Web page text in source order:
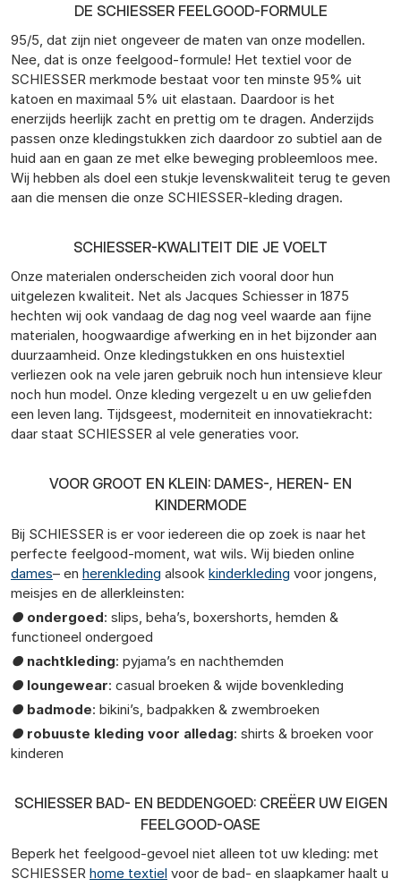
DE SCHIESSER FEELGOOD-FORMULE
95/5, dat zijn niet ongeveer de maten van onze modellen.
Nee, dat is onze feelgood-formule! Het textiel voor de
SCHIESSER merkmode bestaat voor ten minste 95% uit
katoen en maximaal 5% uit elastaan. Daardoor is het
enerzijds heerlijk zacht en prettig om te dragen. Anderzijds
passen onze kledingstukken zich daardoor zo subtiel aan de
huid aan en gaan ze met elke beweging probleemloos mee.
Wij hebben als doel een stukje levenskwaliteit terug te geven
aan die mensen die onze SCHIESSER-kleding dragen.
SCHIESSER-KWALITEIT DIE JE VOELT
Onze materialen onderscheiden zich vooral door hun
uitgelezen kwaliteit. Net als Jacques Schiesser in 1875
hechten wij ook vandaag de dag nog veel waarde aan fijne
materialen, hoogwaardige afwerking en in het bijzonder aan
duurzaamheid. Onze kledingstukken en ons huistextiel
verliezen ook na vele jaren gebruik noch hun intensieve kleur
noch hun model. Onze kleding vergezelt u en uw geliefden
een leven lang. Tijdsgeest, moderniteit en innovatiekracht:
daar staat SCHIESSER al vele generaties voor.
VOOR GROOT EN KLEIN: DAMES-, HEREN- EN
KINDERMODE
Bij SCHIESSER is er voor iedereen die op zoek is naar het
perfecte feelgood-moment, wat wils. Wij bieden online
dames– en herenkleding alsook kinderkleding voor jongens,
meisjes en de allerkleinsten:
● ondergoed: slips, beha’s, boxershorts, hemden &
functioneel ondergoed
● nachtkleding: pyjama’s en nachthemden
● loungewear: casual broeken & wijde bovenkleding
● badmode: bikini’s, badpakken & zwembroeken
● robuuste kleding voor alledag: shirts & broeken voor
kinderen
SCHIESSER BAD- EN BEDDENGOED: CREËER UW EIGEN
FEELGOOD-OASE
Beperk het feelgood-gevoel niet alleen tot uw kleding: met
SCHIESSER home textiel voor de bad- en slaapkamer haalt u